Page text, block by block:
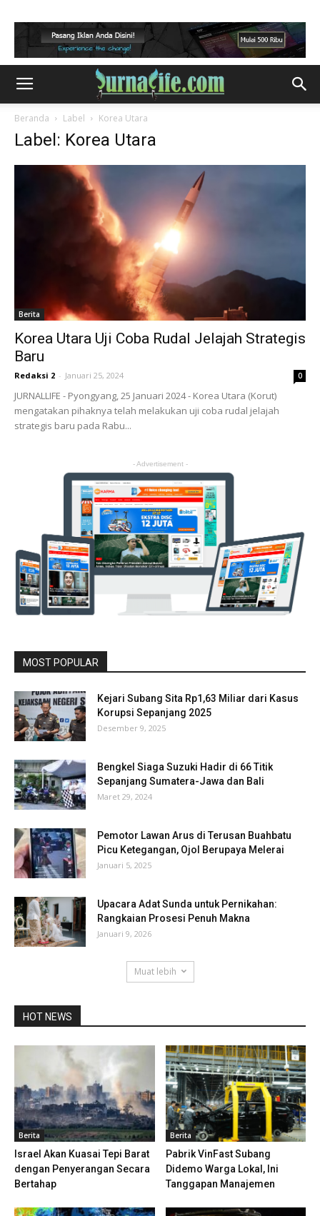
Beranda Label Korea Utara
Label: Korea Utara
Berita
Korea Utara Uji Coba Rudal Jelajah Strategis
Baru
Redaksi 2 - Januari 25, 2024 0
JURNALLIFE - Pyongyang, 25 Januari 2024 - Korea Utara (Korut)
mengatakan pihaknya telah melakukan uji coba rudal jelajah
strategis baru pada Rabu...
- Advertisement -
MOST POPULAR
Kejari Subang Sita Rp1,63 Miliar dari Kasus
Korupsi Sepanjang 2025
Desember 9, 2025
Bengkel Siaga Suzuki Hadir di 66 Titik
Sepanjang Sumatera-Jawa dan Bali
Maret 29, 2024
Pemotor Lawan Arus di Terusan Buahbatu
Picu Ketegangan, Ojol Berupaya Melerai
Januari 5, 2025
Upacara Adat Sunda untuk Pernikahan:
Rangkaian Prosesi Penuh Makna
Januari 9, 2026
Muat lebih
HOT NEWS
Berita
Israel Akan Kuasai Tepi Barat
dengan Penyerangan Secara
Bertahap
Berita
Pabrik VinFast Subang
Didemo Warga Lokal, Ini
Tanggapan Manajemen